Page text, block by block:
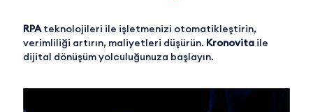
RPAteknolojileri ile işletmenizi otomatikleştirin,
verimliliği artırın, maliyetleri düşürün. Kronovita ile
dijital dönüşüm yolculuğunuza başlayın.